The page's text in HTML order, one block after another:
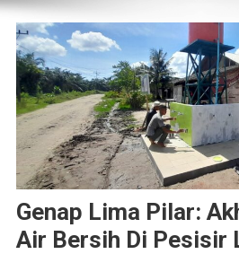
Genap Lima Pilar:
Air Bersih Di Pesisir